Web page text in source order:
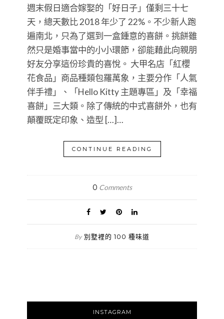
週末假日適合嫁娶的「好日子」僅剩三十七
天，總天數比 2018 年少了 22%。不少新人跑
遍南北，只為了選到一盒鍾意的喜餅。挑餅雖
然只是婚事當中的小小環節，卻能藉此向親朋
好友分享這份珍貴的喜悅。 大甲名店「紅櫻
花食品」商品種類包羅萬象，主要分作「人氣
伴手禮」、「Hello Kitty 主題專區」及「幸福
喜餅」三大類。除了傳統的中式喜餅外，也有
顛覆既定印象、造型 […]…
CONTINUE READING
0 Comments
By 別墅裡的 100 種味道
INSTAGRAM